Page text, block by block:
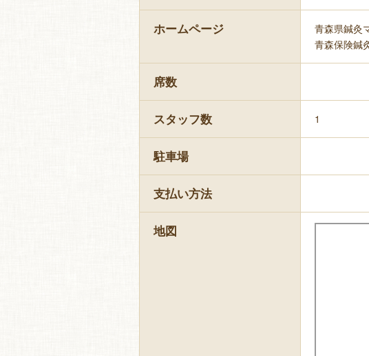
ホームページ 青森県鍼灸
青森保険鍼
席数
スタッフ数 1
駐車場
支払い方法
地図